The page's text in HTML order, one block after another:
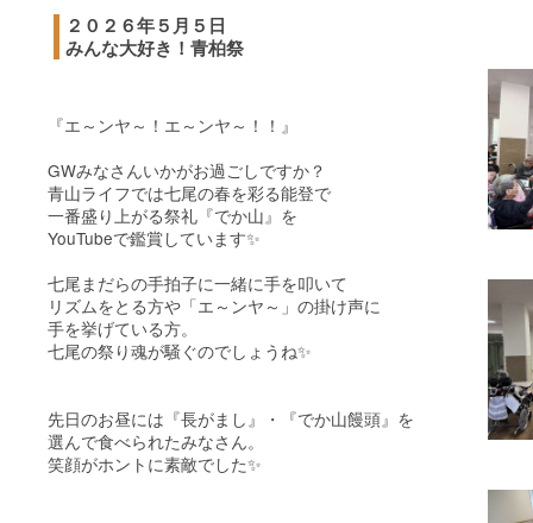
２０２６年５月５日
みんな大好き！青柏祭
『エ～ンヤ～！エ～ンヤ～！！』
GWみなさんいかがお過ごしですか？
青山ライフでは七尾の春を彩る能登で
一番盛り上がる祭礼『でか山』を
YouTubeで鑑賞しています✨
七尾まだらの手拍子に一緒に手を叩いて
リズムをとる方や「エ～ンヤ～」の掛け声に
手を挙げている方。
七尾の祭り魂が騒ぐのでしょうね✨
先日のお昼には『長がまし』・『でか山饅頭』を
選んで食べられたみなさん。
笑顔がホントに素敵でした✨